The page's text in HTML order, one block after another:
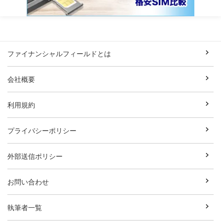
ファイナンシャルフィールドとは
会社概要
利用規約
プライバシーポリシー
外部送信ポリシー
お問い合わせ
執筆者一覧